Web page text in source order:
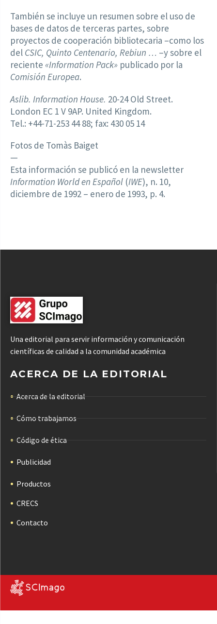
También se incluye un resumen sobre el uso de
bases de datos de terceras partes, sobre
proyectos de cooperación bibliotecaria –como los
del CSIC, Quinto Centenario, Rebiun … –y sobre el
reciente «Information Pack» publicado por la
Comisión Europea.
Aslib. Information House. 20-24 Old Street.
London EC 1 V 9AP. United Kingdom.
Tel.: +44-71-253 44 88; fax: 430 05 14
Fotos de Tomàs Baiget
—
Esta información se publicó en la newsletter
Information World en Español (IWE), n. 10,
diciembre de 1992 – enero de 1993, p. 4.
Una editorial para servir información y comunicación
científicas de calidad a la comunidad académica
ACERCA DE LA EDITORIAL
Acerca de la editorial
Cómo trabajamos
Código de ética
Publicidad
Productos
CRECS
Contacto